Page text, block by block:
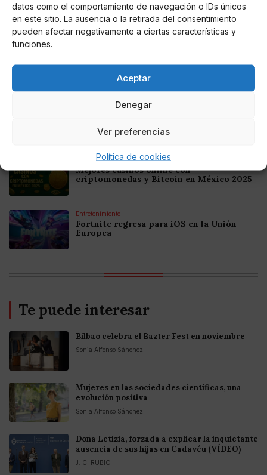
datos como el comportamiento de navegación o IDs únicos
en este sitio. La ausencia o la retirada del consentimiento
pueden afectar negativamente a ciertas características y
funciones.
Aceptar
Denegar
Ver preferencias
Política de cookies
Noticias relacionadas
Mejores Cripto Casinos Online en
Online Casino
Online Casino
Mejores casinos online con
criptomonedas y Bitcoin en México 2025
Entretenimiento
Fortnite regresa para iOS en la Unión
Europea
Te puede interesar
Bilbao celebra el Bazter Fest en noviembre
Sonia Alfonso Sánchez
Mujeres en las sociedades científicas, una
evolución positiva
Sonia Alfonso Sánchez
Doña Letizia, forzada a explicar la inquietante
ausencia de sus hijas en Cadavéu (VÍDEO)
J. C. RUBIO